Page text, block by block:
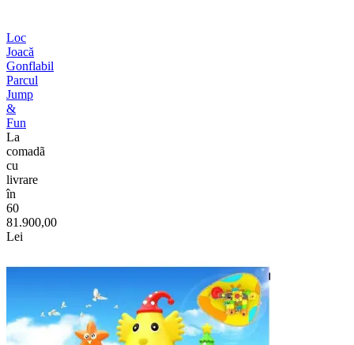
Loc
Joacă
Gonflabil
Parcul
Jump
&
Fun
La
comadã
cu
livrare
în
60
81.900,00
Lei